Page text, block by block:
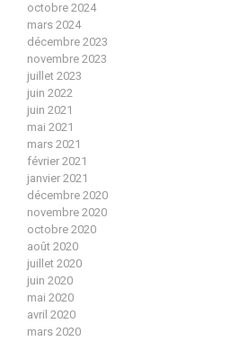
octobre 2024
mars 2024
décembre 2023
novembre 2023
juillet 2023
juin 2022
juin 2021
mai 2021
mars 2021
février 2021
janvier 2021
décembre 2020
novembre 2020
octobre 2020
août 2020
juillet 2020
juin 2020
mai 2020
avril 2020
mars 2020